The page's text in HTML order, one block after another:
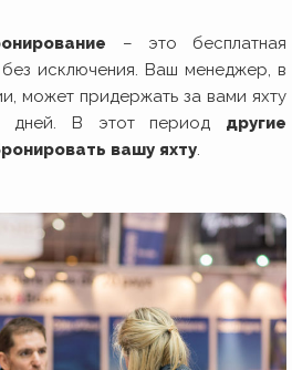
– это бесплатная
без исключения. Ваш менеджер, в
может придержать за вами яхту
дней. В этот период другие
вашу яхту.